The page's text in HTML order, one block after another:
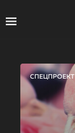
СПЕЦПРОЕКТ